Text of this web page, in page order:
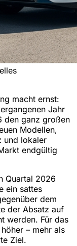
macht ernst:
Jahr
den ganz großen
Modellen,
und lokaler
endgültig
Quartal 2026
ein sattes
dem
der Absatz auf
werden. Für das
– mehr als
Ziel.